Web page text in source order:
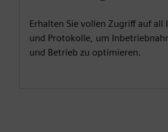
Erhalten Sie vollen Zugriff auf all
und Protokolle, um
und Betrieb zu optimieren.